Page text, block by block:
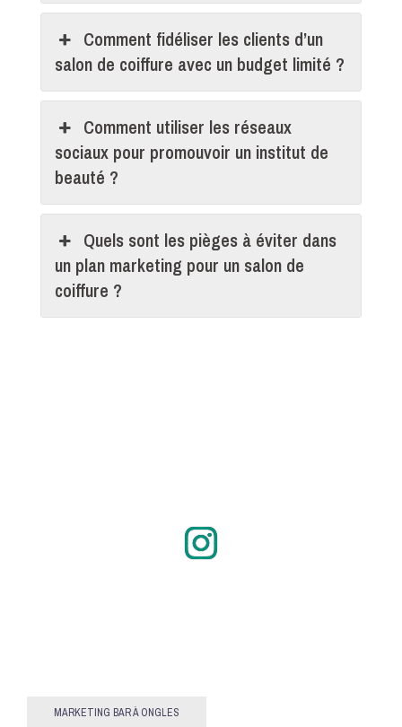
Comment fidéliser les clients d’un
salon de coiffure avec un budget limité ?
Comment utiliser les réseaux
sociaux pour promouvoir un institut de
beauté ?
Quels sont les pièges à éviter dans
un plan marketing pour un salon de
coiffure ?
Instagram
MARKETING BAR À ONGLES